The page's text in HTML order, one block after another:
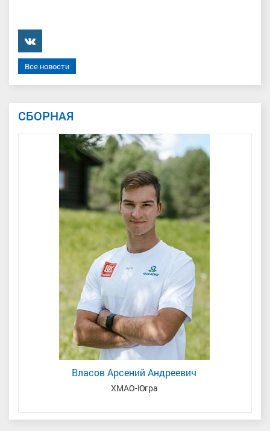
���������
Все новости
СБОРНАЯ
Власов Арсений Андреевич
ХМАО-Югра